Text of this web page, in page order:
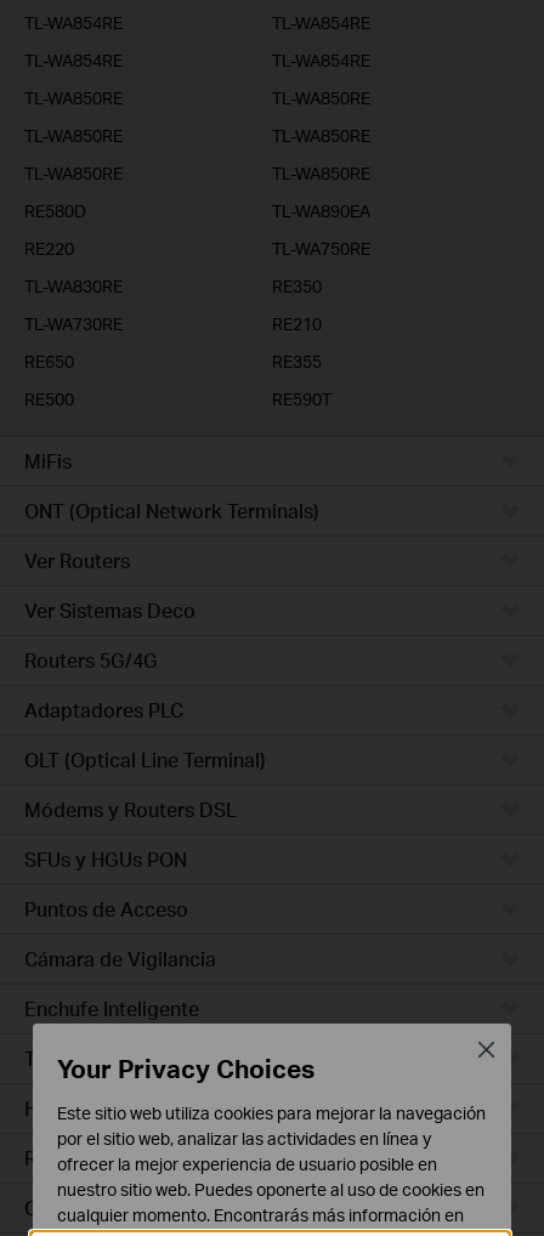
TL-WA854RE
TL-WA854RE
TL-WA854RE
TL-WA854RE
TL-WA850RE
TL-WA850RE
TL-WA850RE
TL-WA850RE
TL-WA850RE
TL-WA850RE
RE580D
TL-WA890EA
RE220
TL-WA750RE
TL-WA830RE
RE350
TL-WA730RE
RE210
RE650
RE355
RE500
RE590T
MiFis
ONT (Optical Network Terminals)
Ver Routers
Ver Sistemas Deco
Routers 5G/4G
Adaptadores PLC
OLT (Optical Line Terminal)
Módems y Routers DSL
SFUs y HGUs PON
Puntos de Acceso
Cámara de Vigilancia
Enchufe Inteligente
Timbres con Video
Hub Inteligente
Robots de Limpieza
Ceiling Mount
Your Privacy Choices
Este sitio web utiliza cookies para mejorar la navegación
por el sitio web, analizar las actividades en línea y
ofrecer la mejor experiencia de usuario posible en
nuestro sitio web. Puedes oponerte al uso de cookies en
cualquier momento. Encontrarás más información en
Close